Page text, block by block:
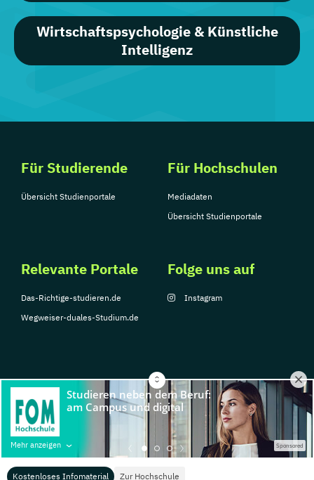
Kostenloses Infomaterial Zur Hochschule
Mehr anzeigen Sponsored
Wirtschaftspsychologie & Künstliche
Intelligenz
Für Studierende
Übersicht Studienportale
Für Hochschulen
Mediadaten
Übersicht Studienportale
Relevante Portale
Das-Richtige-studieren.de
Wegweiser-duales-Studium.de
Folge uns auf
Instagram
© Copyright 2026, TarGroup Media GmbH
Impressum
uns
Datenschutzerklärung Nutzungsbedingungen